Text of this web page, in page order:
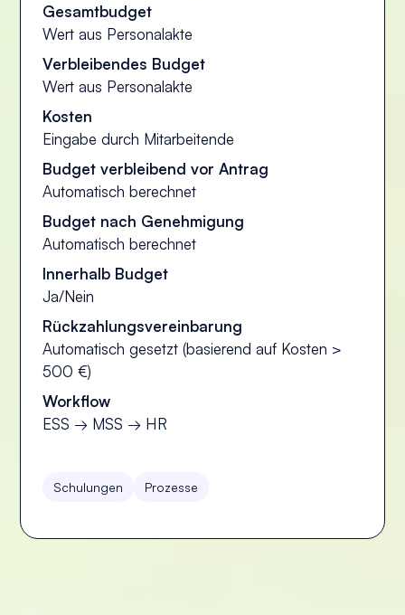
Gesamtbudget
Wert aus Personalakte
Verbleibendes Budget
Wert aus Personalakte
Kosten
Eingabe durch Mitarbeitende
Budget verbleibend vor Antrag
Automatisch berechnet
Budget nach Genehmigung
Automatisch berechnet
Innerhalb Budget
Ja/Nein
Rückzahlungsvereinbarung
Automatisch gesetzt (basierend auf Kosten >
500 €)
Workflow
ESS → MSS → HR
Schulungen Prozesse